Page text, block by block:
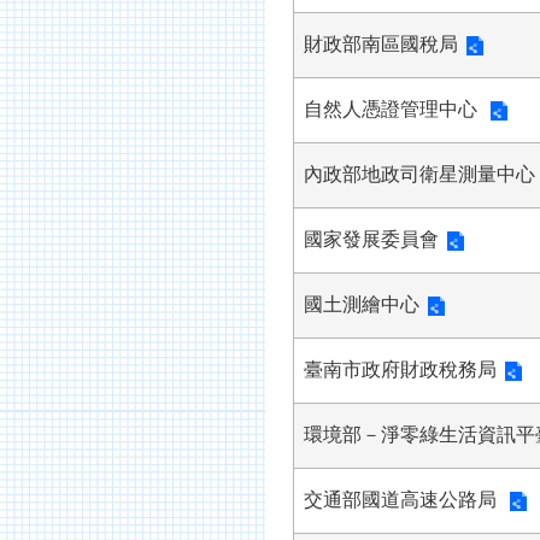
財政部南區國稅局
自然人憑證管理中心
內政部地政司衛星測量中心
國家發展委員會
國土測繪中心
臺南市政府財政稅務局
環境部－淨零綠生活資訊平
交通部國道高速公路局